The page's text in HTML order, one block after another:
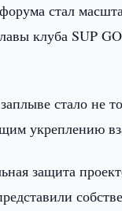
стал
клуба SUP
стало
укреплению
защита